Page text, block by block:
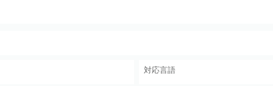
対応言語